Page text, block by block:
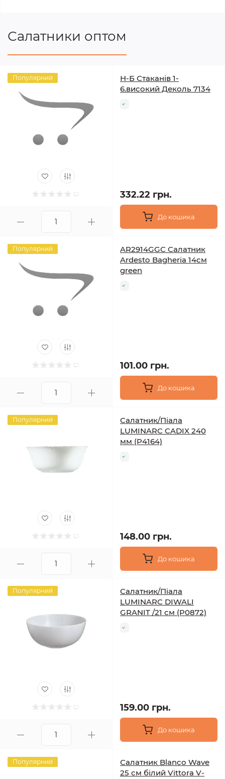
Салатники оптом
Популярний
Н-Б Стаканів 1-
6.високий Деколь 7134
332.22 грн.
До кошика
Популярний
AR2914GGC Салатник
Ardesto Bagheria 14см
green
101.00 грн.
До кошика
Популярний
Салатник/Піала
LUMINARC CADIX 240
мм (P4164)
148.00 грн.
До кошика
Популярний
Салатник/Піала
LUMINARC DIWALI
GRANIT /21 см (P0872)
159.00 грн.
До кошика
Популярний
Салатник Blanco Wave
25 см білий Vittora V-